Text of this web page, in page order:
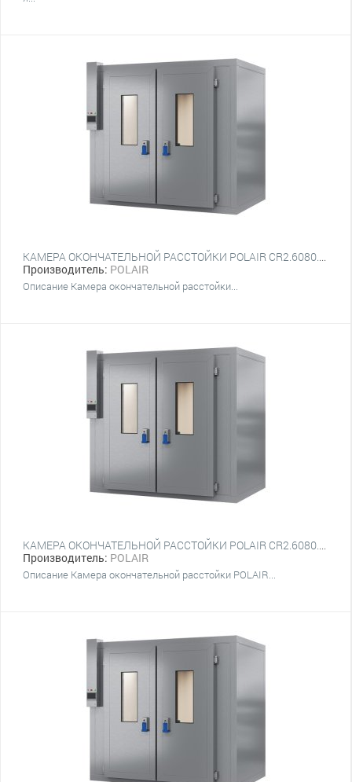
КАМЕРА ОКОНЧАТЕЛЬНОЙ РАССТОЙКИ POLAIR CR2.6080.Т6S
Производитель: POLAIR
Описание Камера окончательной расстойки...
КАМЕРА ОКОНЧАТЕЛЬНОЙ РАССТОЙКИ POLAIR CR2.6080.T6L
Производитель: POLAIR
Описание Камера окончательной расстойки POLAIR...